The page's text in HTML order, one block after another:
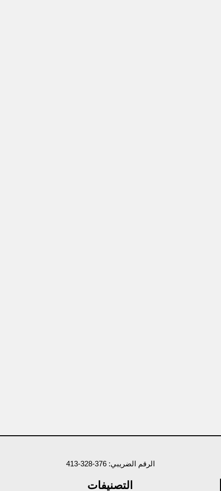
الرقم الضريبي: 376-328-413
التصنيفات